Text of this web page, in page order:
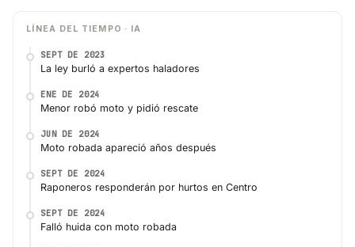
LÍNEA DEL TIEMPO · IA
SEPT DE 2023
La ley burló a expertos haladores
ENE DE 2024
Menor robó moto y pidió rescate
JUN DE 2024
Moto robada apareció años después
SEPT DE 2024
Raponeros responderán por hurtos en Centro
SEPT DE 2024
Falló huida con moto robada